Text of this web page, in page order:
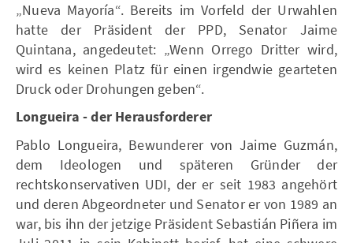
„Nueva Mayoría“. Bereits im Vorfeld der Urwahlen
hatte der Präsident der PPD, Senator Jaime
Quintana, angedeutet: „Wenn Orrego Dritter wird,
wird es keinen Platz für einen irgendwie gearteten
Druck oder Drohungen geben“.
Longueira - der Herausforderer
Pablo Longueira, Bewunderer von Jaime Guzmán,
dem Ideologen und späteren Gründer der
rechtskonservativen UDI, der er seit 1983 angehört
und deren Abgeordneter und Senator er von 1989 an
war, bis ihn der jetzige Präsident Sebastián Piñera im